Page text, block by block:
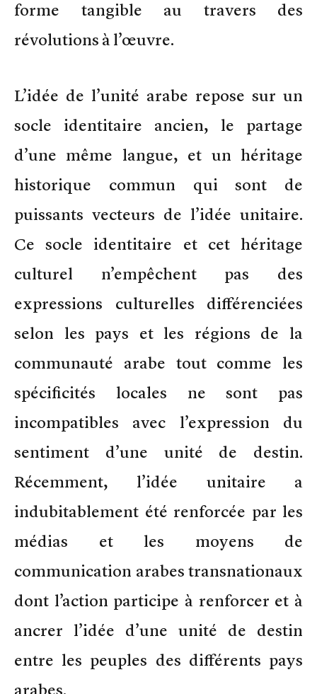
forme tangible au travers des
révolutions à l’œuvre.
L’idée de l’unité arabe repose sur un
socle identitaire ancien, le partage
d’une même langue, et un héritage
historique commun qui sont de
puissants vecteurs de l’idée unitaire.
Ce socle identitaire et cet héritage
culturel n’empêchent pas des
expressions culturelles différenciées
selon les pays et les régions de la
communauté arabe tout comme les
spécificités locales ne sont pas
incompatibles avec l’expression du
sentiment d’une unité de destin.
Récemment, l’idée unitaire a
indubitablement été renforcée par les
médias et les moyens de
communication arabes transnationaux
dont l’action participe à renforcer et à
ancrer l’idée d’une unité de destin
entre les peuples des différents pays
arabes.